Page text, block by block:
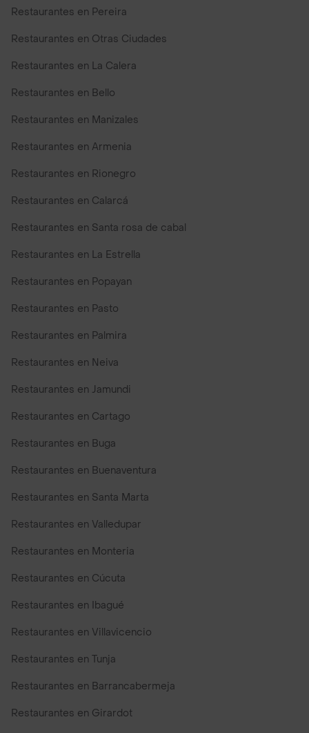
Restaurantes en Pereira
Restaurantes en Otras Ciudades
Restaurantes en La Calera
Restaurantes en Bello
Restaurantes en Manizales
Restaurantes en Armenia
Restaurantes en Rionegro
Restaurantes en Calarcá
Restaurantes en Santa rosa de cabal
Restaurantes en La Estrella
Restaurantes en Popayan
Restaurantes en Pasto
Restaurantes en Palmira
Restaurantes en Neiva
Restaurantes en Jamundi
Restaurantes en Cartago
Restaurantes en Buga
Restaurantes en Buenaventura
Restaurantes en Santa Marta
Restaurantes en Valledupar
Restaurantes en Monteria
Restaurantes en Cúcuta
Restaurantes en Ibagué
Restaurantes en Villavicencio
Restaurantes en Tunja
Restaurantes en Barrancabermeja
Restaurantes en Girardot